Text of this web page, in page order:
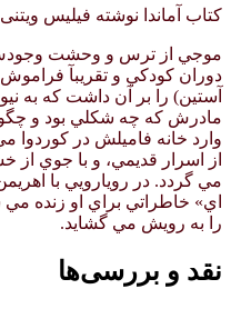
کتاب آماندا نوشته فیلیس ویتنی
موجي از ترس و وحشت
دوران كودكي و تقريبآ فراموش
آستين) را بر آن داشت كه به
مادرش كه چه شكلي بود و
وارد خانه فاميلش در كوردوا
از اسرار قديمي، و با جوي
مي گردد. در رويارويي با
اي» خاطراتي براي او زنده
را به رويش مي گشايد.
نقد و بررسی‌ها